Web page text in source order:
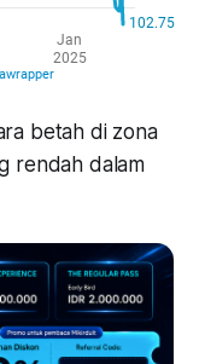
betah di zona
rendah dalam